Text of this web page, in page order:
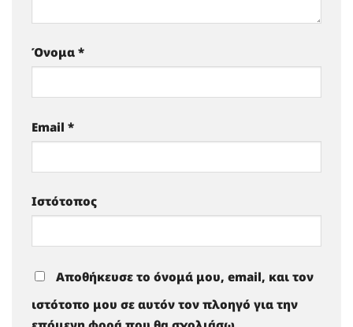
Όνομα *
Email *
Ιστότοπος
Αποθήκευσε το όνομά μου, email, και τον
ιστότοπο μου σε αυτόν τον πλοηγό για την